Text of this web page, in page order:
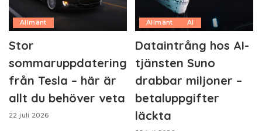
Allmänt
Stor
sommaruppdatering
från Tesla – här är
allt du behöver veta
22 juli 2026
Allmänt AI
Dataintrång hos AI-
tjänsten Suno
drabbar miljoner –
betaluppgifter
läckta